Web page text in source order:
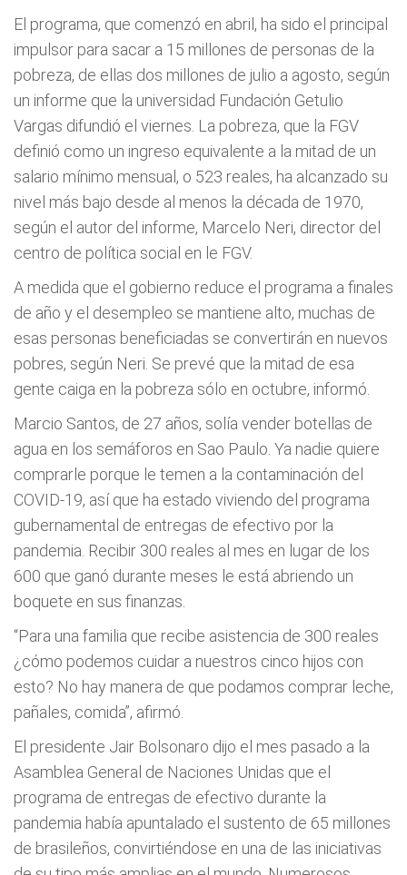
El programa, que comenzó en abril, ha sido el principal
impulsor para sacar a 15 millones de personas de la
pobreza, de ellas dos millones de julio a agosto, según
un informe que la universidad Fundación Getulio
Vargas difundió el viernes. La pobreza, que la FGV
definió como un ingreso equivalente a la mitad de un
salario mínimo mensual, o 523 reales, ha alcanzado su
nivel más bajo desde al menos la década de 1970,
según el autor del informe, Marcelo Neri, director del
centro de política social en le FGV.
A medida que el gobierno reduce el programa a finales
de año y el desempleo se mantiene alto, muchas de
esas personas beneficiadas se convertirán en nuevos
pobres, según Neri. Se prevé que la mitad de esa
gente caiga en la pobreza sólo en octubre, informó.
Marcio Santos, de 27 años, solía vender botellas de
agua en los semáforos en Sao Paulo. Ya nadie quiere
comprarle porque le temen a la contaminación del
COVID-19, así que ha estado viviendo del programa
gubernamental de entregas de efectivo por la
pandemia. Recibir 300 reales al mes en lugar de los
600 que ganó durante meses le está abriendo un
boquete en sus finanzas.
“Para una familia que recibe asistencia de 300 reales
¿cómo podemos cuidar a nuestros cinco hijos con
esto? No hay manera de que podamos comprar leche,
pañales, comida”, afirmó.
El presidente Jair Bolsonaro dijo el mes pasado a la
Asamblea General de Naciones Unidas que el
programa de entregas de efectivo durante la
pandemia había apuntalado el sustento de 65 millones
de brasileños, convirtiéndose en una de las iniciativas